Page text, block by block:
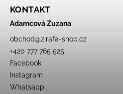
KONTAKT
Adamcová Zuzana
obchod@zirafa-shop.cz
+420 777 765 525
Facebook
Instagram
Whatsapp